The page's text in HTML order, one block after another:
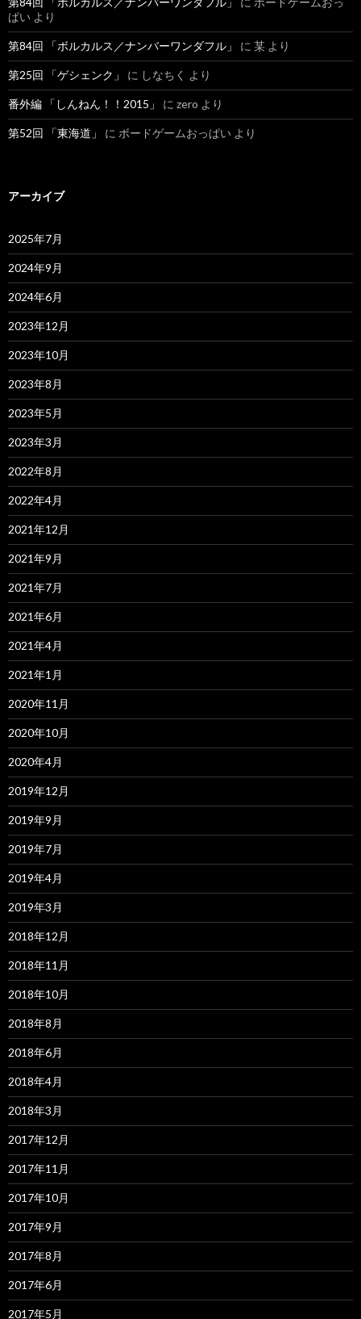
ぱい より
第84回 「ボルカルス／ナンバーワンダフル」 に 某 より
第25回 「ゲシェンク」 に しなちく より
番外編 「しんねん！！2015」 に zero より
第52回 「東海道」 に ボードゲームおっぱい より
アーカイブ
2025年7月
2024年9月
2024年6月
2023年12月
2023年10月
2023年8月
2023年5月
2023年3月
2022年8月
2022年4月
2021年12月
2021年9月
2021年7月
2021年6月
2021年4月
2021年1月
2020年11月
2020年10月
2020年4月
2019年12月
2019年9月
2019年7月
2019年4月
2019年3月
2018年12月
2018年11月
2018年10月
2018年8月
2018年6月
2018年4月
2018年3月
2017年12月
2017年11月
2017年10月
2017年9月
2017年8月
2017年6月
2017年5月